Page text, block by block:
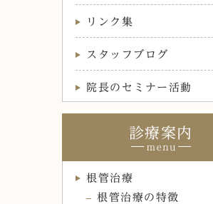
リンク集
スタッフブログ
院長のセミナー活動
診療案内
根管治療
根管治療の特徴